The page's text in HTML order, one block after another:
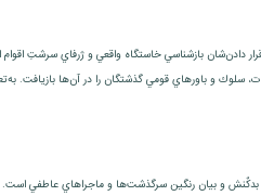
دادن‌شان بازشناسي خاستگاه واقعي و ژرفاي سرشتِ اقوام
سلوك و باورهاي قومي گذشتگان را در آن‌ها بازيافت.
بدكٌنش و بيان رنگين سرگذشت‌ها و ماجراهاي عاطفي است.